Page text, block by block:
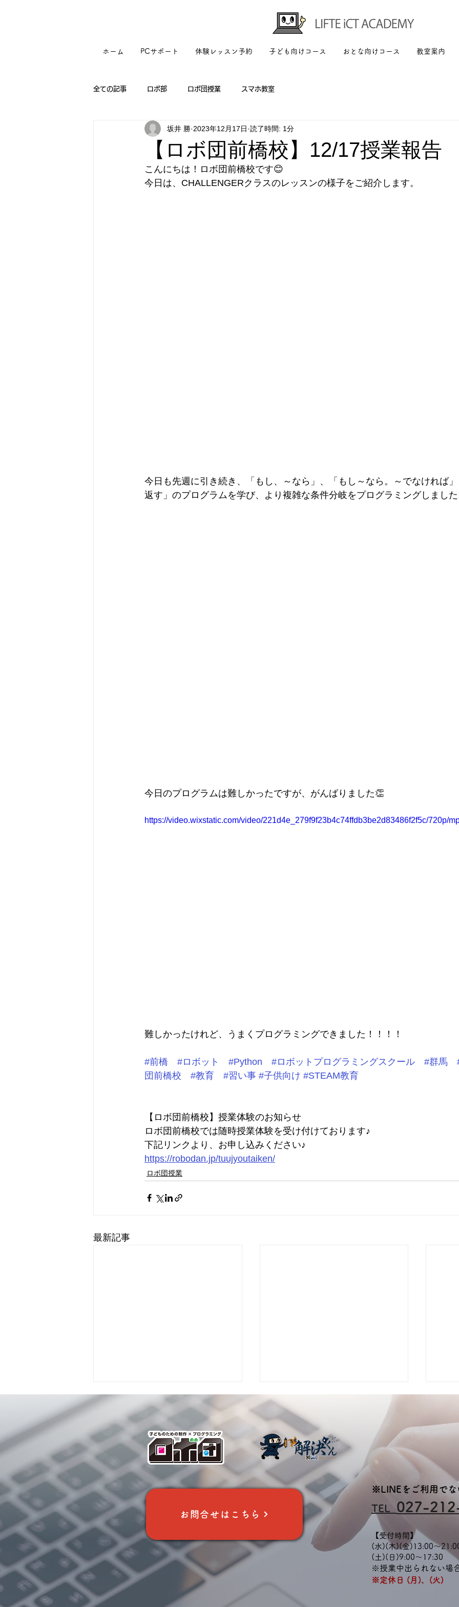
ホーム PCサポート 体験レッスン予約 子ども向けコース おとな向けコース 教室案内
全ての記事 ロボ部 ロボ団授業 スマホ教室
【ロボ団前橋校】12/17授業報告
坂井 勝 2023年12月17日 読了時間: 1分
こんにちは！ロボ団前橋校です😊
今日は、CHALLENGERクラスのレッスンの様子をご紹介します。
今日も先週に引き続き、「もし、～なら」、「もし～なら。～でなければ
返す」のプログラムを学び、より複雑な条件分岐をプログラミングしました
今日のプログラムは難しかったですが、がんばりました👏
https://video.wixstatic.com/video/221d4e_279f9f23b4c74ffdb3be2d83486f2f5c/720p/
難しかったけれど、うまくプログラミングできました！！！！
#前橋 #ロボット #Python #ロボットプログラミングスクール #群馬
団前橋校
#教育 #習い事 #子供向け #STEAM教育
【ロボ団前橋校】授業体験のお知らせ
ロボ団前橋校では随時授業体験を受け付けております♪
下記リンクより、お申し込みください♪
https://robodan.jp/tuujyoutaiken/
ロボ団授業
最新記事
【ロボ団前橋校】6/1授業報
告
【ロボ団前橋校】5/4授業報
【
告
お問合せはこちら
※LINEをご利用でな
TEL 027-
【受付時間】
(水)(木)(金)13:00～
​(土)(日)9:00～17:30
※授業中出られない場
※定休日 (月)、(火)